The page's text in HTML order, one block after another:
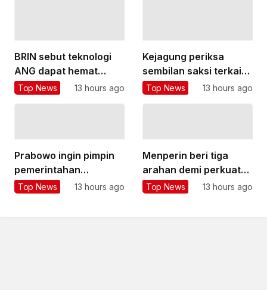
BRIN sebut teknologi
ANG dapat hemat
subsidi LPG hingga
Top News 13 hours ago
Kejagung periksa
sembilan saksi terkait
kasus TPPU Febrie
Top News 13 hours ago
Prabowo ingin pimpin
pemerintahan
berlandaskan fakta
Top News 13 hours ago
Menperin beri tiga
arahan demi perkuat
ekosistem startup RI
Top News 13 hours ago